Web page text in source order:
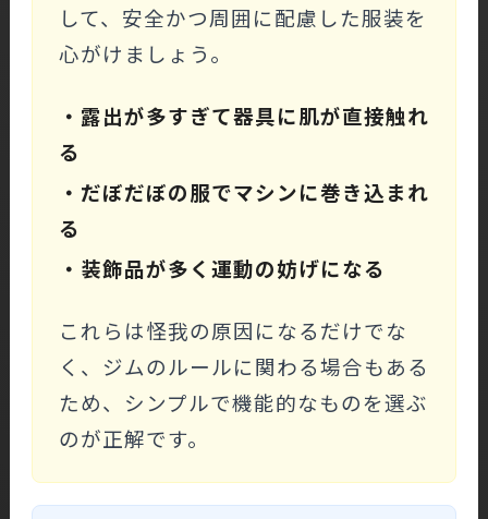
して、安全かつ周囲に配慮した服装を
心がけましょう。
・露出が多すぎて器具に肌が直接触れ
る
・だぼだぼの服でマシンに巻き込まれ
る
・装飾品が多く運動の妨げになる
これらは怪我の原因になるだけでな
く、ジムのルールに関わる場合もある
ため、シンプルで機能的なものを選ぶ
のが正解です。